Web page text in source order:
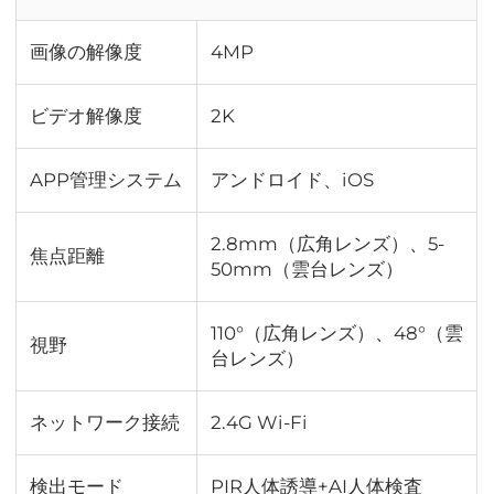
画像の解像度 4MP
ビデオ解像度 2K
APP管理システム アンドロイド、iOS
焦点距離
2.8mm（広角レンズ）、5-
50mm（雲台レンズ）
視野
110°（広角レンズ）、48°（雲
台レンズ）
ネットワーク接続 2.4G Wi-Fi
検出モード PIR人体誘導+AI人体検査